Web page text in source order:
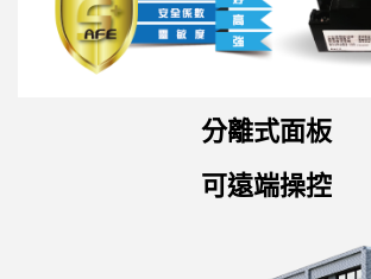
分離式面板
可遠端操控